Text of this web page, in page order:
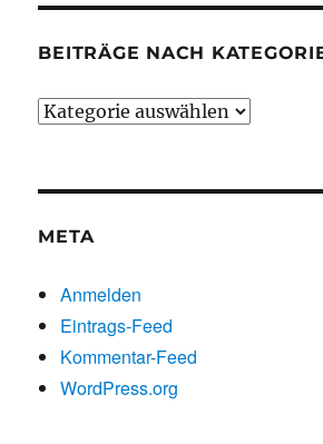
BEITRÄGE NACH
Beiträge
META
Anmelden
Eintrags-Feed
Kommentar-Feed
WordPress.org